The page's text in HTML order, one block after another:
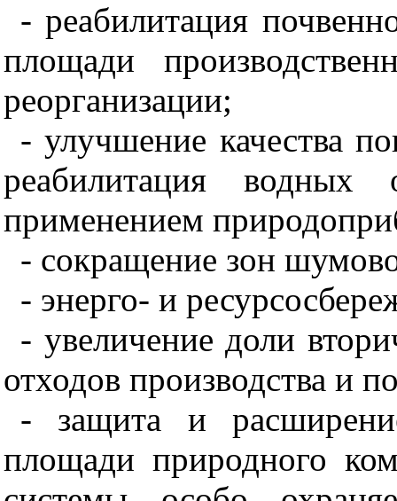
- реабилитация
площади
реорганизации;
- улучшение качества
реабилитация
применением
- сокращение зон
- энерго- и
- увеличение доли
отходов производства и
- защита и
площади природного